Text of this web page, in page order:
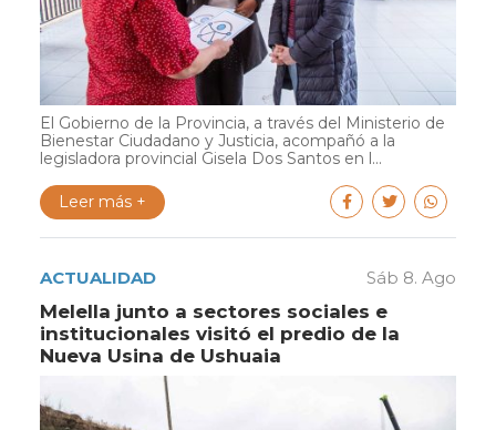
El Gobierno de la Provincia, a través del Ministerio de
Bienestar Ciudadano y Justicia, acompañó a la
legisladora provincial Gisela Dos Santos en l...
Leer más +
ACTUALIDAD Sáb 8. Ago
Melella junto a sectores sociales e
institucionales visitó el predio de la
Nueva Usina de Ushuaia